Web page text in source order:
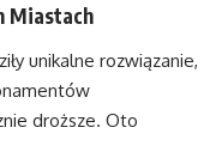
Miastach
unikalne rozwiązanie,
droższe. Oto